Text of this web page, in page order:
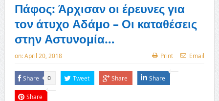
Πάφος: Άρχισαν οι έρευνες για
τον άτυχο Αδάμο – Οι καταθέσεις
στην Αστυνομία…
on:April 20, 2018 Print Email
Share 0 Tweet Share Share
Share